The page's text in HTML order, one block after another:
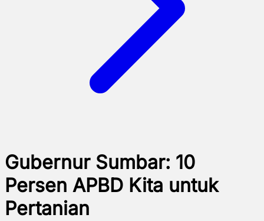
Gubernur Sumbar: 10
Persen APBD Kita untuk
Pertanian